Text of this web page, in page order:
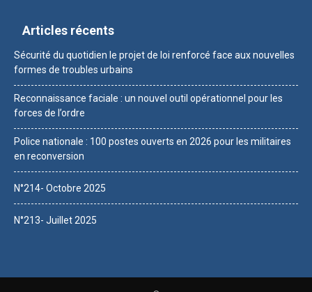
Articles récents
Sécurité du quotidien le projet de loi renforcé face aux nouvelles
formes de troubles urbains
Reconnaissance faciale : un nouvel outil opérationnel pour les
forces de l’ordre
Police nationale : 100 postes ouverts en 2026 pour les militaires
en reconversion
N°214- Octobre 2025
N°213- Juillet 2025